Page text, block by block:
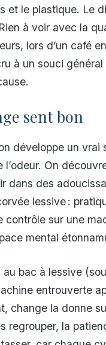
et le plastique. Le
à voir avec la
lors d’un café
à un souci général
sent bon
développe un vrai
On
dans des
lessive :
contrôle sur une
mental
bac à lessive
entrouverte
change la donne
regrouper, la